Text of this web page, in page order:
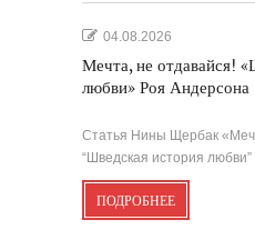
04.08.2026
Мечта, не отдавайся!
любви» Роя Андерсона
Статья Нины Щербак
“Шведская история
ПОДРОБНЕЕ